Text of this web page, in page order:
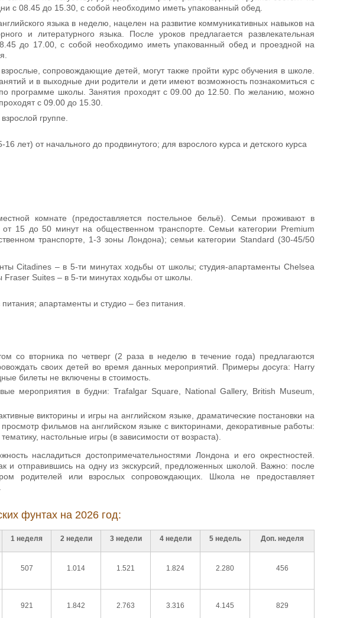
с 08.45 до 15.30, с собой необходимо иметь упакованный обед.
языка в неделю, нацелен на развитие коммуникативных навыков на
и литературного языка. После уроков предлагается развлекательная
до 17.00, с собой необходимо иметь упакованный обед и проездной на
сопровождающие детей, могут также пройти курс обучения в школе.
и в выходные дни родители и дети имеют возможность познакомиться с
по программе школы. Занятия проходят с 09.00 до 12.50. По желанию, можно
с 09.00 до 15.30.
группе.
16 лет) от начального до продвинутого; для взрослого курса и детского курса
комнате (предоставляется постельное бельё). Семьи проживают в
15 до 50 минут на общественном транспорте. Семьи категории Premium
транспорте, 1-3 зоны Лондона); семьи категории Standard (30-45/50
Citadines – в 5-ти минутах ходьбы от школы; студия-апартаменты Chelsea
Suites – в 5-ти минутах ходьбы от школы.
апартаменты и студио – без питания.
со вторника по четверг (2 раза в неделю в течение года) предлагаются
своих детей во время данных мероприятий. Примеры досуга: Harry
билеты не включены в стоимость.
мероприятия в будни: Trafalgar Square, National Gallery, British Museum,
викторины и игры на английском языке, драматические постановки на
фильмов на английском языке с викторинами, декоративные работы:
настольные игры (в зависимости от возраста).
насладиться достопримечательностями Лондона и его окрестностей.
и отправившись на одну из экскурсий, предложенных школой. Важно: после
родителей или взрослых сопровождающих. Школа не предоставляет
фунтах на 2026 год:
1 неделя 2 недели 3 недели 4 недели 5 недель Доп. неделя
507 1.014 1.521 1.824 2.280 456
921 1.842 2.763 3.316 4.145 829